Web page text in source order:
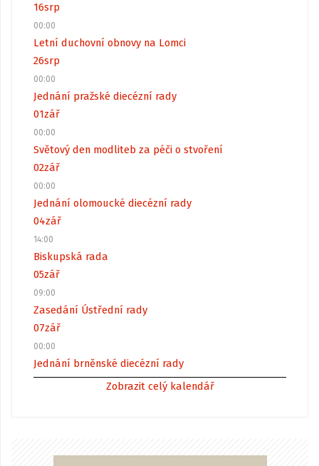
16srp
00:00
Letní duchovní obnovy na Lomci
26srp
00:00
Jednání pražské diecézní rady
01zář
00:00
Světový den modliteb za péči o stvoření
02zář
00:00
Jednání olomoucké diecézní rady
04zář
14:00
Biskupská rada
05zář
09:00
Zasedání Ústřední rady
07zář
00:00
Jednání brněnské diecézní rady
Zobrazit celý kalendář